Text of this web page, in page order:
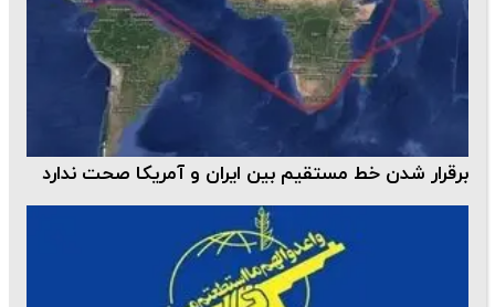
برقرار شدن خط مستقیم بین ایران و آمریکا صحت ندارد‌